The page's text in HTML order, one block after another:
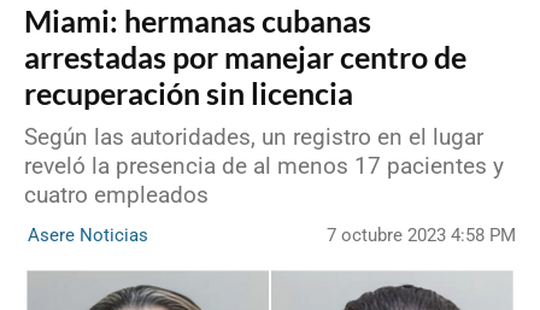
Miami: hermanas cubanas
arrestadas por manejar centro de
recuperación sin licencia
Según las autoridades, un registro en el lugar
reveló la presencia de al menos 17 pacientes y
cuatro empleados
Asere Noticias 7 octubre 2023 4:58 PM